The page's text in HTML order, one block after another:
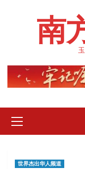
南
Menu
世界杰出华人频道